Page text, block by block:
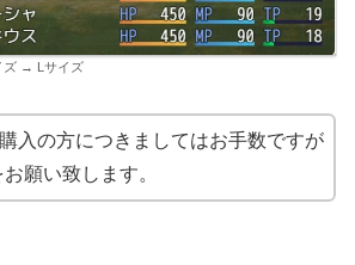
ズ → Lサイズ
入の方につきましてはお手数ですが
願い致します。